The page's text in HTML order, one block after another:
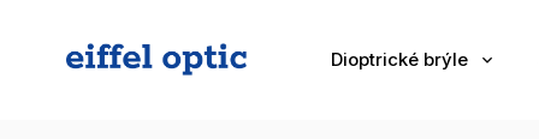
Dioptrické brýle